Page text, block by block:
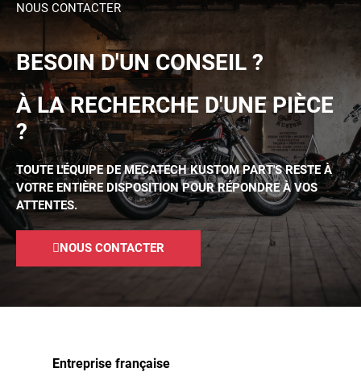
NOUS CONTACTER
BESOIN D'UN CONSEIL ?
À LA RECHERCHE D'UNE PIÈCE
?
TOUTE L'ÉQUIPE DE MECATECH KUSTOM PART'S RESTE À
VOTRE ENTIÈRE DISPOSITION POUR RÉPONDRE À VOS
ATTENTES.
NOUS CONTACTER
Entreprise française